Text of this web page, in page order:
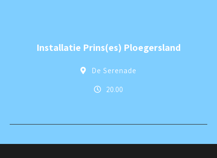
Installatie Prins(es) Ploegersland
De Serenade
20.00